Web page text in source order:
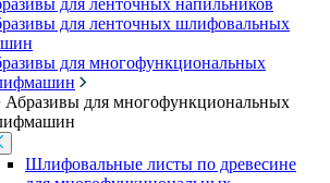
для ленточных напильников
для ленточных шлифовальных
для многофункциональных
Абразивы для многофункциональных
Шлифовальные листы по древесине